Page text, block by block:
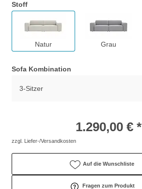
Stoff
Natur Grau
Sofa Kombination
3-Sitzer
1.290,00 € *
zzgl. Liefer-/Versandkosten
Auf die Wunschliste
Fragen zum Produkt